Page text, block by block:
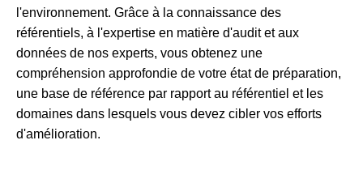
l'environnement. Grâce à la connaissance des
référentiels, à l'expertise en matière d'audit et aux
données de nos experts, vous obtenez une
compréhension approfondie de votre état de préparation,
une base de référence par rapport au référentiel et les
domaines dans lesquels vous devez cibler vos efforts
d'amélioration.